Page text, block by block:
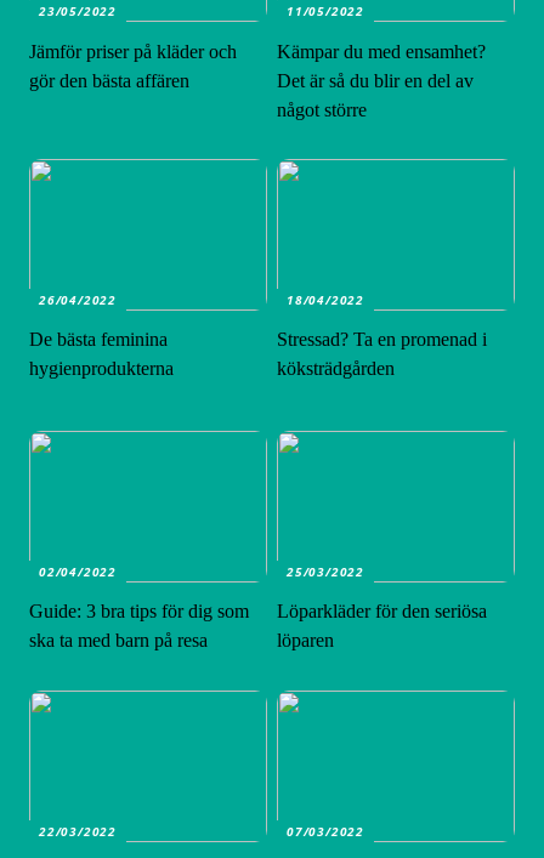
23/05/2022
Jämför priser på kläder och
gör den bästa affären
11/05/2022
Kämpar du med ensamhet?
Det är så du blir en del av
något större
26/04/2022
De bästa feminina
hygienprodukterna
18/04/2022
Stressad? Ta en promenad i
köksträdgården
02/04/2022
Guide: 3 bra tips för dig som
ska ta med barn på resa
25/03/2022
Löparkläder för den seriösa
löparen
22/03/2022 07/03/2022